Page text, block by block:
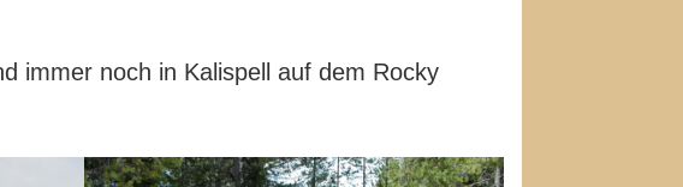
immer noch in Kalispell auf dem Rocky